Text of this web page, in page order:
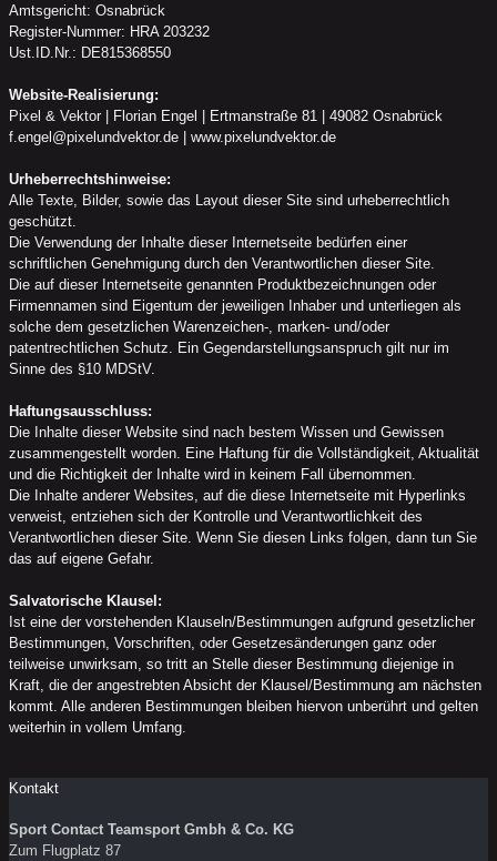
Amtsgericht: Osnabrück
Register-Nummer: HRA 203232
Ust.ID.Nr.: DE815368550
Website-Realisierung:
Pixel & Vektor | Florian Engel | Ertmanstraße 81 | 49082 Osnabrück
f.engel@pixelundvektor.de | www.pixelundvektor.de
Urheberrechtshinweise:
Alle Texte, Bilder, sowie das Layout dieser Site sind urheberrechtlich
geschützt.
Die Verwendung der Inhalte dieser Internetseite bedürfen einer
schriftlichen Genehmigung durch den Verantwortlichen dieser Site.
Die auf dieser Internetseite genannten Produktbezeichnungen oder
Firmennamen sind Eigentum der jeweiligen Inhaber und unterliegen als
solche dem gesetzlichen Warenzeichen-, marken- und/oder
patentrechtlichen Schutz. Ein Gegendarstellungsanspruch gilt nur im
Sinne des §10 MDStV.
Haftungsausschluss:
Die Inhalte dieser Website sind nach bestem Wissen und Gewissen
zusammengestellt worden. Eine Haftung für die Vollständigkeit, Aktualität
und die Richtigkeit der Inhalte wird in keinem Fall übernommen.
Die Inhalte anderer Websites, auf die diese Internetseite mit Hyperlinks
verweist, entziehen sich der Kontrolle und Verantwortlichkeit des
Verantwortlichen dieser Site. Wenn Sie diesen Links folgen, dann tun Sie
das auf eigene Gefahr.
Salvatorische Klausel:
Ist eine der vorstehenden Klauseln/Bestimmungen aufgrund gesetzlicher
Bestimmungen, Vorschriften, oder Gesetzesänderungen ganz oder
teilweise unwirksam, so tritt an Stelle dieser Bestimmung diejenige in
Kraft, die der angestrebten Absicht der Klausel/Bestimmung am nächsten
kommt. Alle anderen Bestimmungen bleiben hiervon unberührt und gelten
weiterhin in vollem Umfang.
Kontakt
Sport Contact Teamsport Gmbh & Co. KG
Zum Flugplatz 87